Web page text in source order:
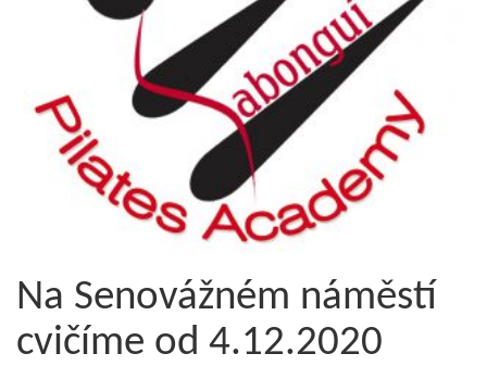
Na Senovážném náměstí
cvičíme od 4.12.2020